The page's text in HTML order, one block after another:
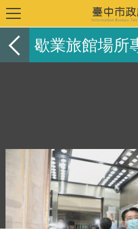
歇業旅館場所